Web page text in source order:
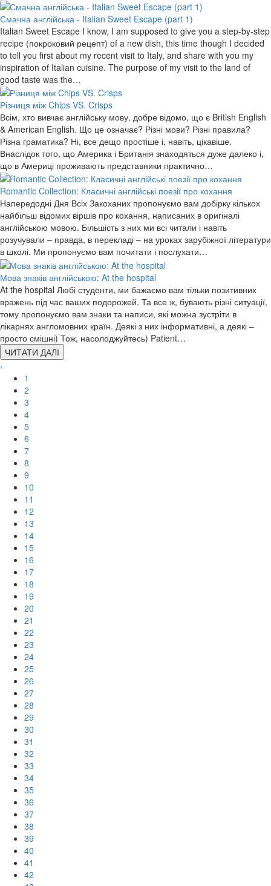
Смачна англійська - Italian Sweet Escape (part 1)
Italian Sweet Escape I know, I am supposed to give you a step-by-step
recipe (покроковий рецепт) of a new dish, this time though I decided
to tell you first about my recent visit to Italy, and share with you my
inspiration of Italian cuisine. The purpose of my visit to the land of
good taste was the…
Різниця між Chips VS. Crisps
Всім, хто вивчає англійську мову, добре відомо, що є British English
& American English. Що це означає? Різні мови? Різні правила?
Різна граматика? Ні, все дещо простіше і, навіть, цікавіше.
Внаслідок того, що Америка і Британія знаходяться дуже далеко і,
що в Америці проживають представники практично…
Romantic Collection: Класичні англійські поезії про кохання
Напередодні Дня Всіх Закоханих пропонуємо вам добірку кількох
найбільш відомих віршів про кохання, написаних в оригіналі
англійською мовою. Більшість з них ми всі читали і навіть
розучували – правда, в перекладі – на уроках зарубіжної літератури
в школі. Ми пропонуємо вам почитати і послухати…
Мова знаків англійською: At the hospital
At the hospital Любі студенти, ми бажаємо вам тільки позитивних
вражень під час ваших подорожей. Та все ж, бувають різні ситуації,
тому пропонуємо вам знаки та написи, які можна зустріти в
лікарнях англомовних країн. Деякі з них інформативні, а деякі –
просто смішні) Тож, насолоджуйтесь) Patient…
ЧИТАТИ ДАЛІ
‹
1
2
3
4
5
6
7
8
9
10
11
12
13
14
15
16
17
18
19
20
21
22
23
24
25
26
27
28
29
30
31
32
33
34
35
36
37
38
39
40
41
42